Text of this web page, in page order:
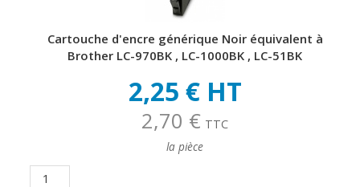
Cartouche d'encre générique Noir équivalent à
Brother LC-970BK , LC-1000BK , LC-51BK
2,25 € HT
2,70 € TTC
la pièce